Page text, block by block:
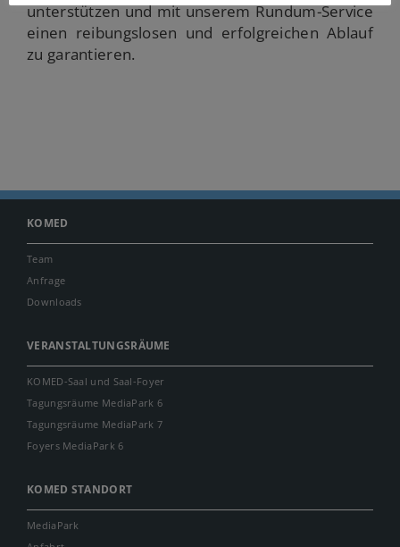
unterstützen und mit unserem Rundum-Service
einen reibungslosen und erfolgreichen Ablauf
zu garantieren.
KOMED
Team
Anfrage
Downloads
VERANSTALTUNGSRÄUME
KOMED-Saal und Saal-Foyer
Tagungsräume MediaPark 6
Tagungsräume MediaPark 7
Foyers MediaPark 6
KOMED STANDORT
MediaPark